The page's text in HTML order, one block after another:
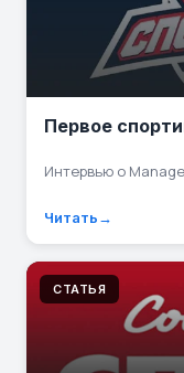
Первое
Интервью о
Читать
СТАТЬЯ